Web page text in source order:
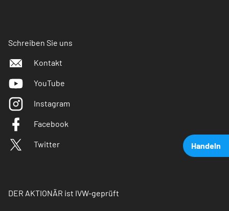
Handeln
Schreiben Sie uns
Kontakt
YouTube
Instagram
Facebook
Twitter
DER AKTIONÄR ist IVW-geprüft